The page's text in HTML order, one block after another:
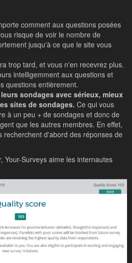
comment aux questions posées
risque de voir le nombre de
jusqu'à ce que le site vous
trop tard, et vous n'en recevrez plus.
intelligemment aux questions et
questions entièrement.
sondages avec sérieux, mieux
sites de sondages. Ce qui vous
à un peu + de sondages et donc de
que les autres membres. En effet,
recherchent d'abord des réponses de
Your-Surveys aime les internautes